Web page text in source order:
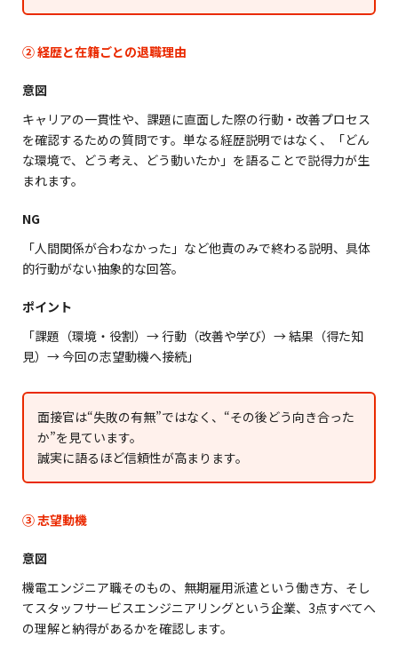
② 経歴と在籍ごとの退職理由
意図
キャリアの一貫性や、課題に直面した際の行動・改善プロセス
を確認するための質問です。単なる経歴説明ではなく、「どん
な環境で、どう考え、どう動いたか」を語ることで説得力が生
まれます。
NG
「人間関係が合わなかった」など他責のみで終わる説明、具体
的行動がない抽象的な回答。
ポイント
「課題（環境・役割）→ 行動（改善や学び）→ 結果（得た知
見）→ 今回の志望動機へ接続」
面接官は“失敗の有無”ではなく、“その後どう向き合った
か”を見ています。
誠実に語るほど信頼性が高まります。
③ 志望動機
意図
機電エンジニア職そのもの、無期雇用派遣という働き方、そし
てスタッフサービスエンジニアリングという企業、3点すべてへ
の理解と納得があるかを確認します。